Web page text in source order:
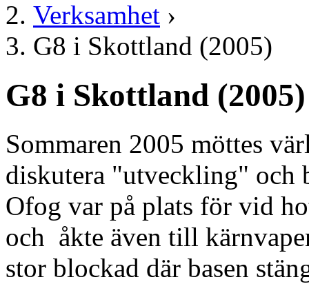
Verksamhet ›
G8 i Skottland (2005)
G8 i Skottland (2005)
Sommaren 2005 möttes
diskutera "utveckling" och
Ofog var på plats för vid
och åkte även till
stor blockad där basen